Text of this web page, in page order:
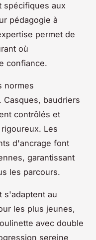
spécifiques aux
pédagogie à
permet de
où
confiance.
normes
baudriers
contrôlés et
Les
d'ancrage font
garantissant
les parcours.
s'adaptent au
les plus jeunes,
avec double
sereine